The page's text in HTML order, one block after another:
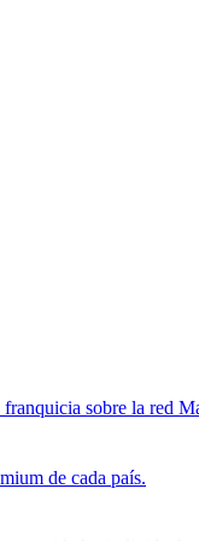
sobre la red
de cada país.